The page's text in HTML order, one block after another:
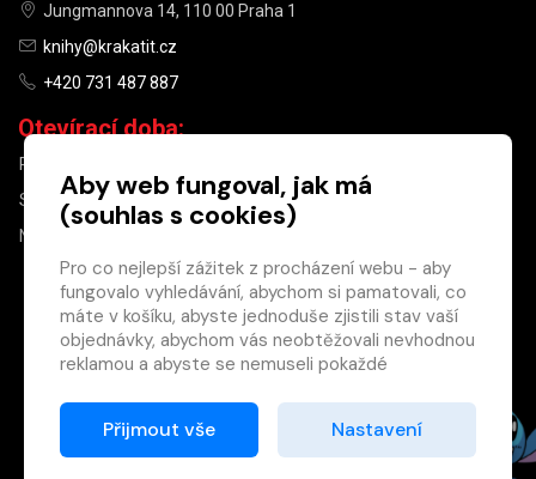
×
Máte u nás již
registrovaný
účet?
Registrací získáte slevu
na zboží ve výši 15 %
Jungmannova 14, 110 00 Praha 1
knihy@krakatit.cz
+420 731 487 887
Otevírací doba:
PO–PÁ
SO
10:00–13:00
NE
Aby web fungoval, jak má
(souhlas s cookies)
Pro co nejlepší zážitek z procházení webu - aby
fungovalo vyhledávání, abychom si pamatovali, co
máte v košíku, abyste jednoduše zjistili stav vaší
objednávky, abychom vás neobtěžovali nevhodnou
reklamou a abyste se nemuseli pokaždé
Proto od vás potřebujeme souhlas se
zpracováním souborů cookies
Přijmout vše Nastavení